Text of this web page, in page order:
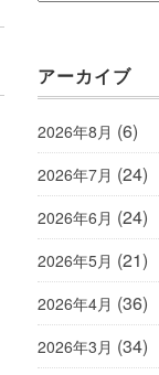
アーカイブ
2026年8月 (6)
2026年7月 (24)
2026年6月 (24)
2026年5月 (21)
2026年4月 (36)
2026年3月 (34)